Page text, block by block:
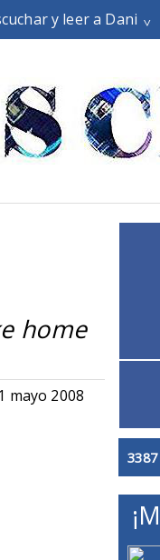
y leer a Dani
home
mayo 2008